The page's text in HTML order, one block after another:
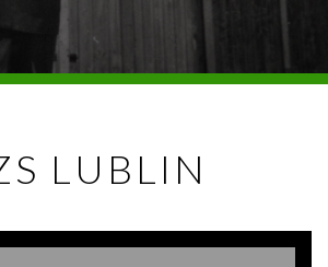
LUBLIN